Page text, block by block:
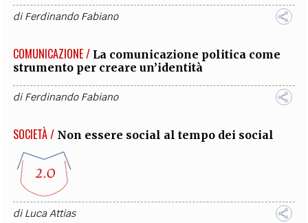
diFerdinando Fabiano
COMUNICAZIONE / La comunicazione politica come
strumento per creare un’identità
diFerdinando Fabiano
SOCIETÀ / Non essere social al tempo dei social
diLuca Attias